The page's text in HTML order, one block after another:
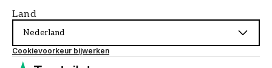
Land
Nederland
Cookievoorkeur bijwerken